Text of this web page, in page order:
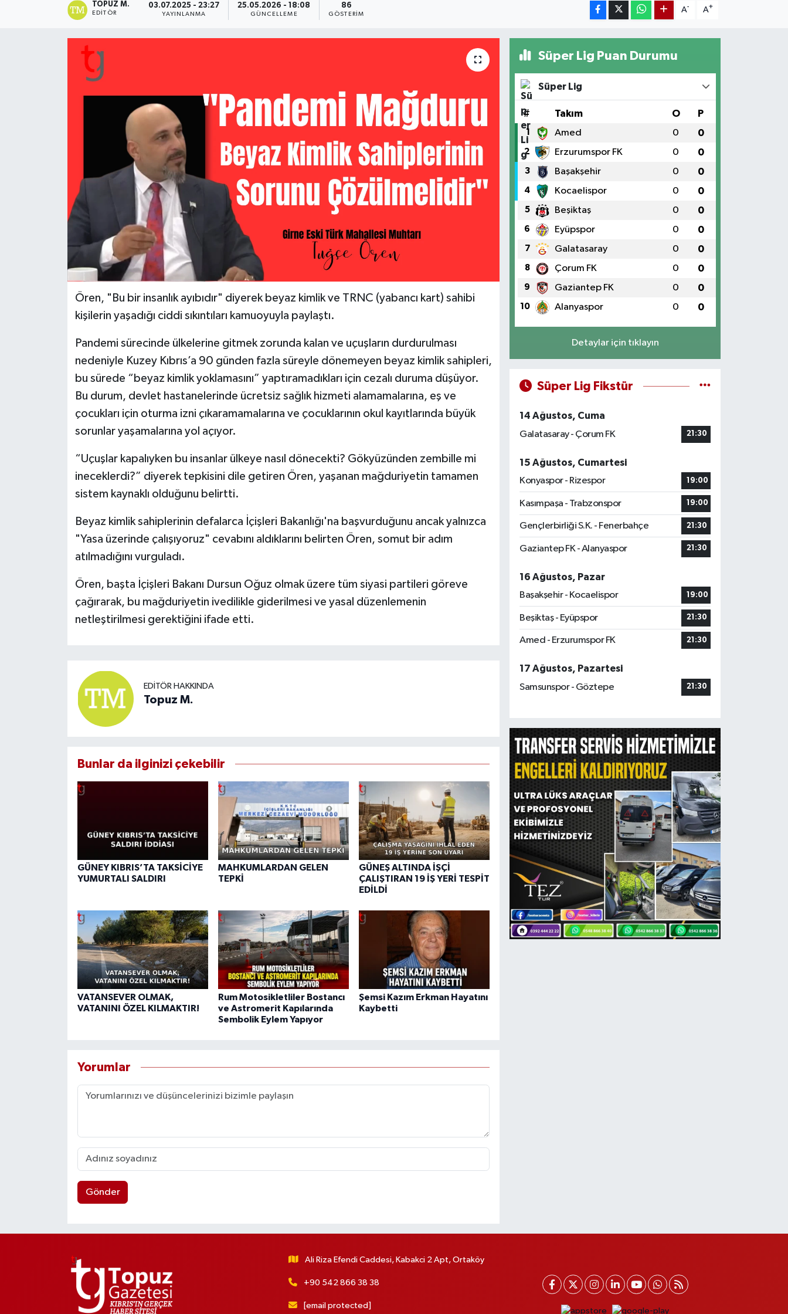
TOPUZ M.
EDITÖR
03.07.2025 - 23:27
YAYINLANMA
25.05.2026 - 18:08
GÜNCELLEME
86
GÖSTERIM
A- A+
Ören, "Bu bir insanlık ayıbıdır" diyerek beyaz kimlik ve TRNC (yabancı kart) sahibi
kişilerin yaşadığı ciddi sıkıntıları kamuoyuyla paylaştı.
Pandemi sürecinde ülkelerine gitmek zorunda kalan ve uçuşların durdurulması
nedeniyle Kuzey Kıbrıs’a 90 günden fazla süreyle dönemeyen beyaz kimlik sahipleri,
bu sürede “beyaz kimlik yoklamasını” yaptıramadıkları için cezalı duruma düşüyor.
Bu durum, devlet hastanelerinde ücretsiz sağlık hizmeti alamamalarına, eş ve
çocukları için oturma izni çıkaramamalarına ve çocuklarının okul kayıtlarında büyük
sorunlar yaşamalarına yol açıyor.
“Uçuşlar kapalıyken bu insanlar ülkeye nasıl dönecekti? Gökyüzünden zembille mi
ineceklerdi?” diyerek tepkisini dile getiren Ören, yaşanan mağduriyetin tamamen
sistem kaynaklı olduğunu belirtti.
Beyaz kimlik sahiplerinin defalarca İçişleri Bakanlığı'na başvurduğunu ancak yalnızca
"Yasa üzerinde çalışıyoruz" cevabını aldıklarını belirten Ören, somut bir adım
atılmadığını vurguladı.
Ören, başta İçişleri Bakanı Dursun Oğuz olmak üzere tüm siyasi partileri göreve
çağırarak, bu mağduriyetin ivedilikle giderilmesi ve yasal düzenlemenin
netleştirilmesi gerektiğini ifade etti.
EDITÖR HAKKINDA
Topuz M.
Bunlar da ilginizi çekebilir
GÜNEY KIBRIS’TA TAKSİCİYE
YUMURTALI SALDIRI
MAHKUMLARDAN GELEN
TEPKİ
GÜNEŞ ALTINDA İŞÇİ
ÇALIŞTIRAN 19 İŞ YERİ TESPİT
EDİLDİ
VATANSEVER OLMAK,
VATANINI ÖZEL KILMAKTIR!
Rum Motosikletliler Bostancı
ve Astromerit Kapılarında
Sembolik Eylem Yapıyor
Şemsi Kazım Erkman Hayatını
Kaybetti
Yorumlar
Gönder
Süper Lig Puan Durumu
Süper Lig
# Takım O P
1 Amed 0 0
2 Erzurumspor FK 0 0
3 Başakşehir 0 0
4 Kocaelispor 0 0
5 Beşiktaş 0 0
6 Eyüpspor 0 0
7 Galatasaray 0 0
8 Çorum FK 0 0
9 Gaziantep FK 0 0
10 Alanyaspor 0 0
Detaylar için tıklayın
Süper Lig Fikstür
14 Ağustos, Cuma
Galatasaray - Çorum FK
21:30
15 Ağustos, Cumartesi
Konyaspor - Rizespor
19:00
Kasımpaşa - Trabzonspor 19:00
Gençlerbirliği S.K. - Fenerbahçe 21:30
Gaziantep FK - Alanyaspor 21:30
16 Ağustos, Pazar
Başakşehir - Kocaelispor
19:00
Beşiktaş - Eyüpspor 21:30
Amed - Erzurumspor FK 21:30
17 Ağustos, Pazartesi
Samsunspor - Göztepe
21:30
Ali Riza Efendi Caddesi, Kabakci 2 Apt, Ortaköy
+90 542 866 38 38
[email protected]